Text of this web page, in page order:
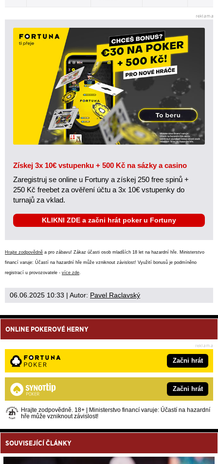
Získej 3x 10€ vstupenku + 500 Kč na sázky a casino
Zaregistruj se online u Fortuny a získej 250 free spinů +
250 Kč freebet za ověření účtu a 3x 10€ vstupenky do
turnajů za vklad.
KLIKNI ZDE a začni hrát poker u Fortuny
Hrajte zodpovědně a pro zábavu! Zákaz účasti osob mladších 18 let na hazardní hře. Ministerstvo
financí varuje: Účastí na hazardní hře může vzniknout závislost! Využití bonusů je podmíněno
registrací u provozovatele - více zde
06.06.2025 10:33 | Autor: Pavel Raclavský
ONLINE POKEROVÉ HERNY
Začni hrát
Začni hrát
Hrajte zodpovědně. 18+ | Ministerstvo financí varuje: Účastí na hazardní
hře může vzniknout závislost!
SOUVISEJÍCÍ ČLÁNKY